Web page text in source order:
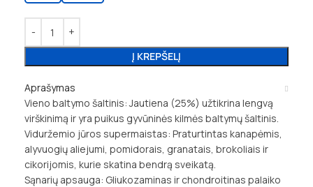
Į KREPŠELĮ
Aprašymas
Vieno baltymo šaltinis: Jautiena (25%) užtikrina lengvą
virškinimą ir yra puikus gyvūninės kilmės baltymų šaltinis.
Viduržemio jūros supermaistas: Praturtintas kanapėmis,
alyvuogių aliejumi, pomidorais, granatais, brokoliais ir
cikorijomis, kurie skatina bendrą sveikatą.
Sąnarių apsauga: Gliukozaminas ir chondroitinas palaiko